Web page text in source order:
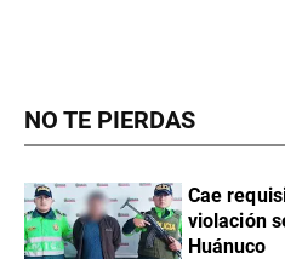
NO TE PIERDAS
Cae
violación
Huánuco